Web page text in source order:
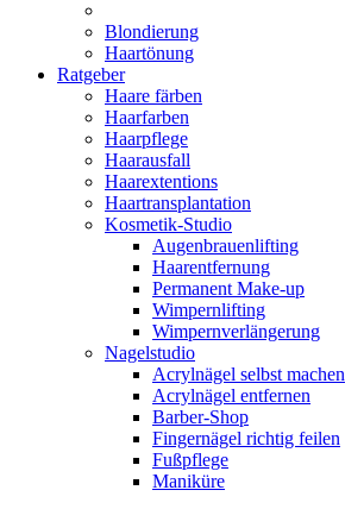
Blondierung
Haartönung
Ratgeber
Haare färben
Haarfarben
Haarpflege
Haarausfall
Haarextentions
Haartransplantation
Kosmetik-Studio
Augenbrauenlifting
Haarentfernung
Permanent Make-up
Wimpernlifting
Wimpernverlängerung
Nagelstudio
Acrylnägel selbst machen
Acrylnägel entfernen
Barber-Shop
Fingernägel richtig feilen
Fußpflege
Maniküre